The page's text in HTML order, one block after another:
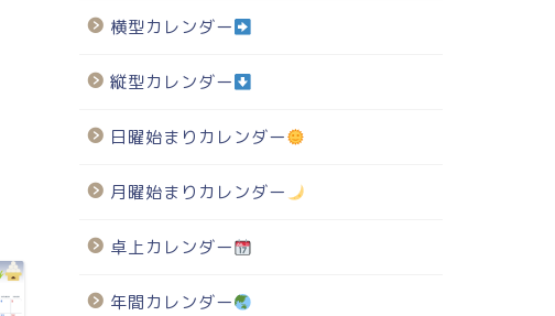
横型カレンダー
縦型カレンダー
日曜始まりカレンダー
月曜始まりカレンダー
卓上カレンダー
年間カレンダー